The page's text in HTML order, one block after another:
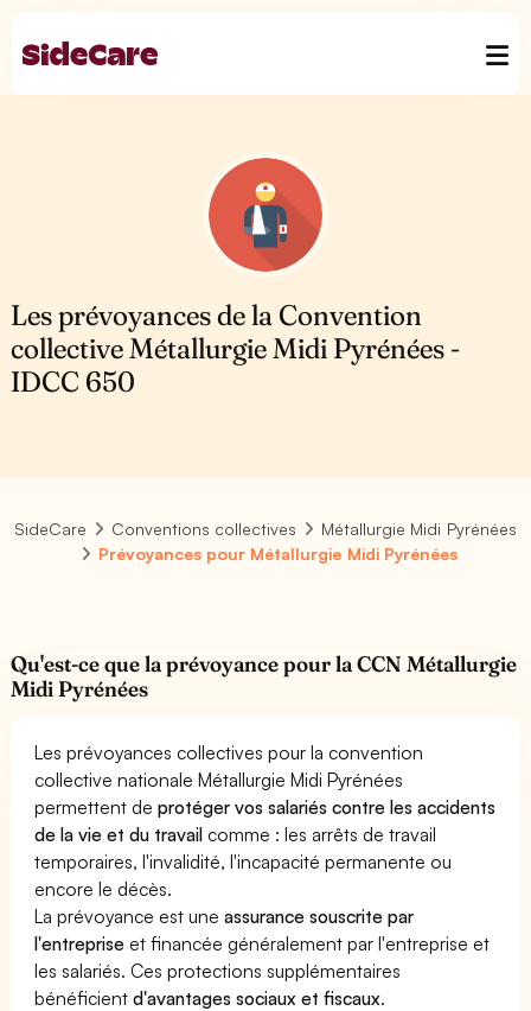
Les prévoyances de la Convention
collective Métallurgie Midi Pyrénées -
IDCC 650
SideCare Conventions collectives
Métallurgie Midi Pyrénées
Prévoyances pour Métallurgie Midi Pyrénées
Qu'est-ce que la prévoyance pour la CCN Métallurgie
Midi Pyrénées
Les prévoyances collectives pour la convention
collective nationale Métallurgie Midi Pyrénées
permettent deprotéger vos salariés contre les accidents
de la vie et du travail comme : les arrêts de travail
temporaires, l'invalidité, l'incapacité permanente ou
encore le décès.
La prévoyance est uneassurance souscrite par
l'entreprise et financée généralement par l'entreprise et
les salariés. Ces protections supplémentaires
bénéficientd'avantages sociaux et fiscaux.